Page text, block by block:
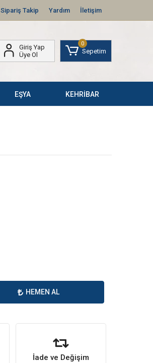
Sipariş Takip Yardım İletişim
Giriş Yap
Üye Ol
0
Sepetim
EŞYA KEHRİBAR
HEMEN AL
İade ve Değişim